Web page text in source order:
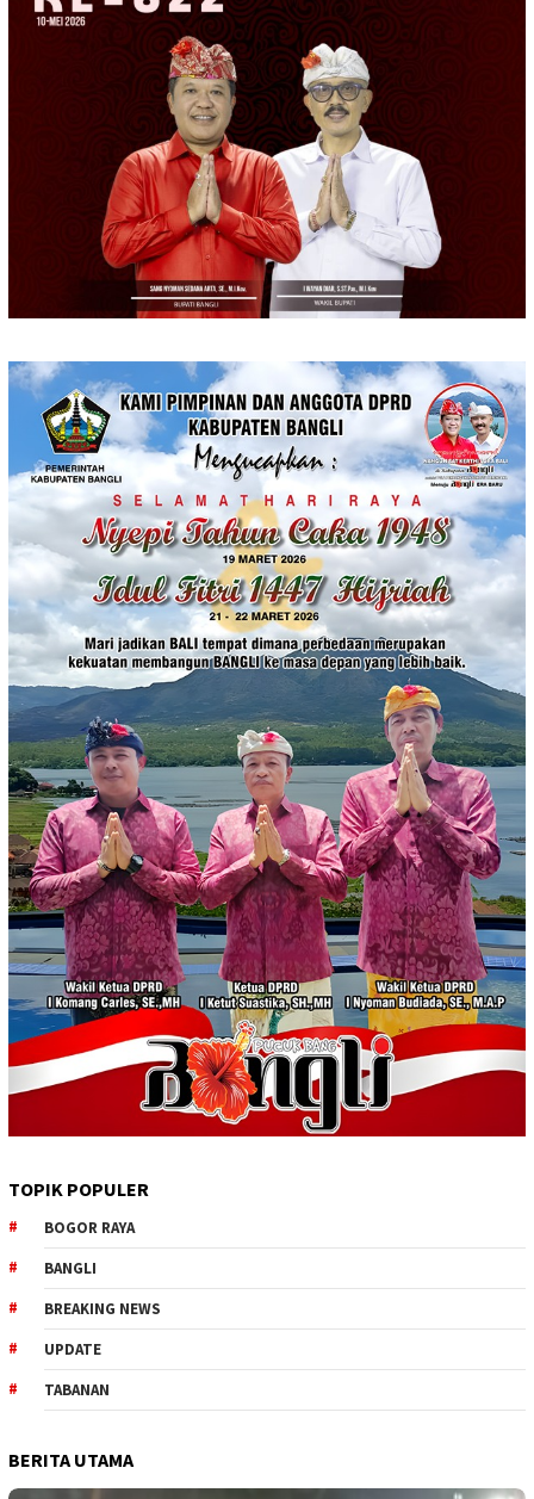
TOPIK POPULER
BOGOR RAYA
BANGLI
BREAKING NEWS
UPDATE
TABANAN
BERITA UTAMA